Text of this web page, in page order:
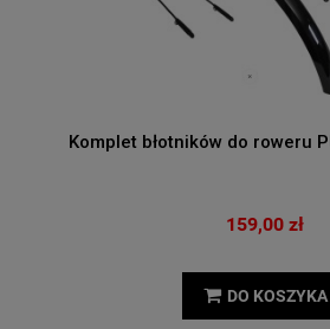
Komplet błotników do roweru
159,00 zł
DO KOSZYKA